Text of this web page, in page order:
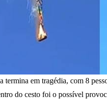
termina em tragédia, com 8
do cesto foi o possível